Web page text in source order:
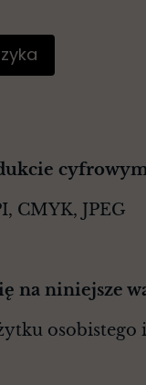
CMYK, JPEG
na niniejsze
osobistego